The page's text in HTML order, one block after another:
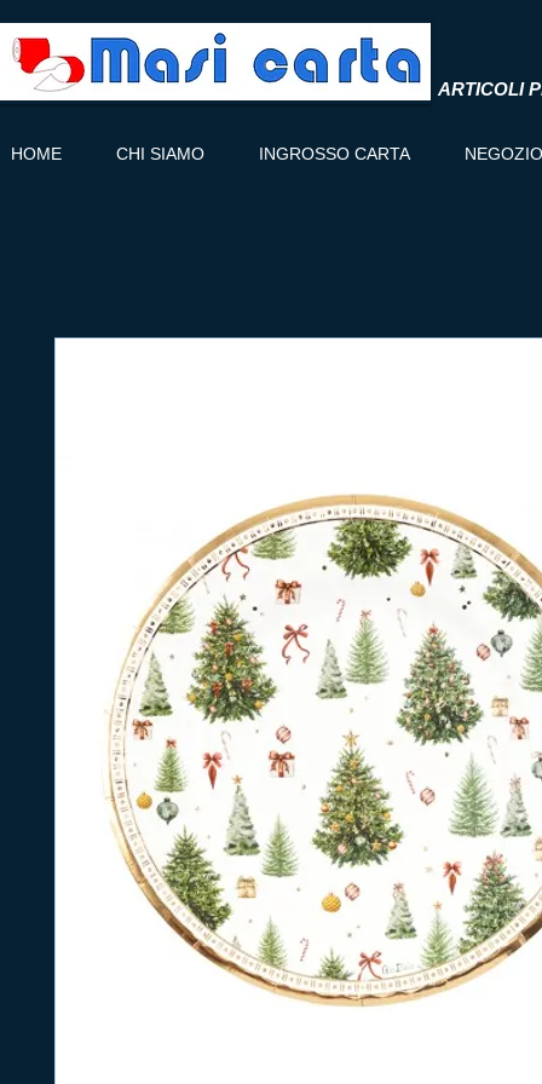
ARTICOLI
HOME CHI SIAMO INGROSSO CARTA NEGOZIO